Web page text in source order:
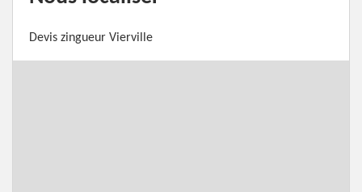
Devis zingueur Vierville